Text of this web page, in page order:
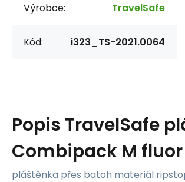
Výrobce: TravelSafe
Kód: i323_TS-2021.0064
Popis TravelSafe
Combipack M
pláštěnka přes batoh materiál